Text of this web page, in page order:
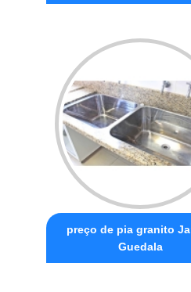
preço de pia granito
Guedala